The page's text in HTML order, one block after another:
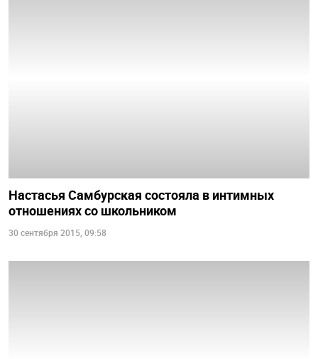
Настасья Самбурская состояла в интимных
отношениях со школьником
30 сентября 2015, 09:58